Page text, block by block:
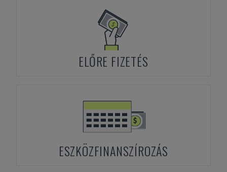
ELŐRE FIZETÉS
ESZKÖZFINANSZÍROZÁS